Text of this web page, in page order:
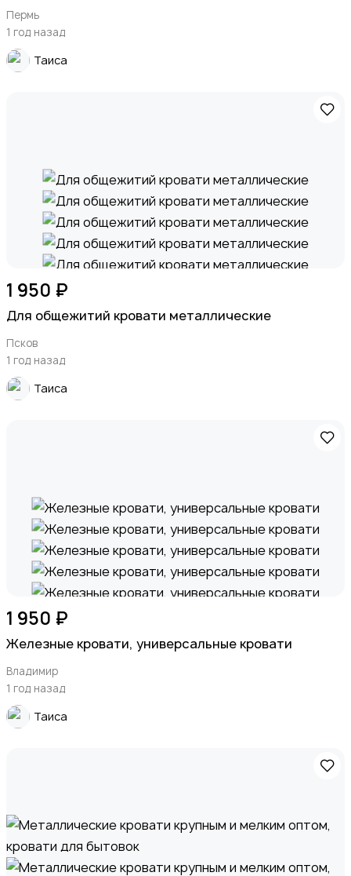
Пермь
1 год назад
Таиса
1 950 ₽
Для общежитий кровати металлические
Псков
1 год назад
Таиса
1 950 ₽
Железные кровати, универсальные кровати
Владимир
1 год назад
Таиса